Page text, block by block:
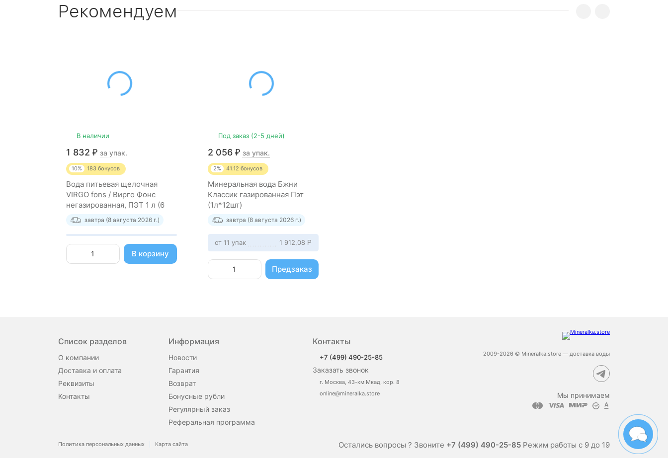
Рекомендуем
В наличии
1 832 ₽ за упак.
10% 183 бонусов
Вода питьевая щелочная
VIRGO fons / Вирго Фонс
негазированная, ПЭТ 1 л (6
штук) завтра (8 августа 2026 г.)
В корзину
Под заказ (2-5 дней)
2 056 ₽ за упак.
2% 41.12 бонусов
Минеральная вода Бжни
Классик газированная Пэт
(1л*12шт)
завтра (8 августа 2026 г.)
от 11 упак 1 912,08 Р
Предзаказ
Список разделов
О компании
Доставка и оплата
Реквизиты
Контакты
Информация
Новости
Гарантия
Возврат
Бонусные рубли
Регулярный заказ
Реферальная программа
Контакты
+7 (499) 490-25-85
Заказать звонок
г. Москва, 43-км Мкад, кор. 8
online@mineralka.store
2009-2026 © Mineralka.store — доставка воды
Мы принимаем
Политика персональных данных Карта сайта Остались вопросы ? Звоните +7 (499) 490-25-85 Режим работы с 9 до 19